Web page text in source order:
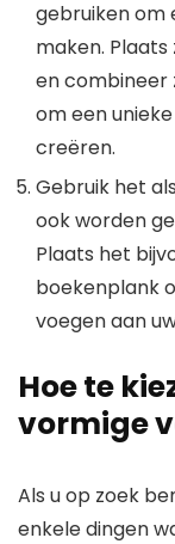
gebruiken om
maken.
en combineer
om een
creëren.
Gebruik het
ook worden
Plaats het
boekenplank
voegen aan
Hoe te
vormige
Als u op zoek
enkele dingen